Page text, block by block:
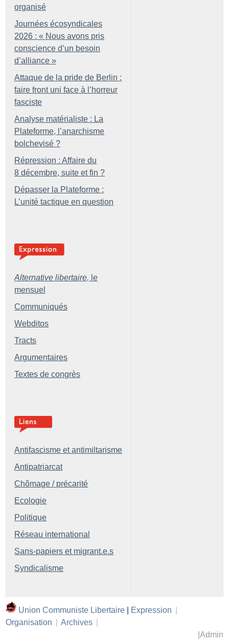
organisé
Journées écosyndicales
2026 : « Nous avons pris
conscience d’un besoin
d’alliance »
Attaque de la pride de Berlin :
faire front uni face à l’horreur
fasciste
Analyse matérialiste : La
Plateforme, l’anarchisme
bolchevisé ?
Répression : Affaire du
8 décembre, suite et fin ?
Dépasser la Plateforme :
L’unité tactique en question
Alternative libertaire, le
mensuel
Communiqués
Webditos
Tracts
Argumentaires
Textes de congrès
Antifascisme et antimiltarisme
Antipatriarcat
Chômage / précarité
Ecologie
Politique
Réseau international
Sans-papiers et migrant.e.s
Syndicalisme
Union Communiste Libertaire Expression
Organisation
Archives
Admin